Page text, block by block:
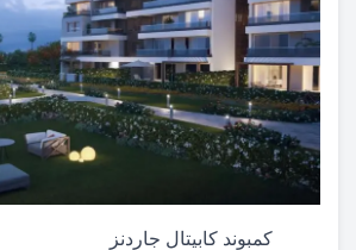
كمبوند كابيتال جاردنز